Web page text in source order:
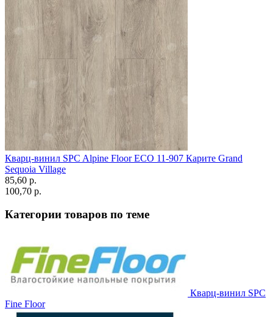
Кварц-винил SPC Alpine Floor ECO 11-907 Карите Grand
Sequoia Village
85,60 p.
100,70 p.
Категории товаров по теме
Кварц-винил SPC
Fine Floor